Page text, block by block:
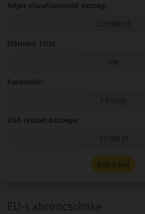
Teljes viszafizetendő összeg:
229 960 Ft
Elérhető THM:
0%
Futamidő:
3 hónap
Első részlet összege:
57 490 Ft
Előbírálat
EU-s abroncscímke